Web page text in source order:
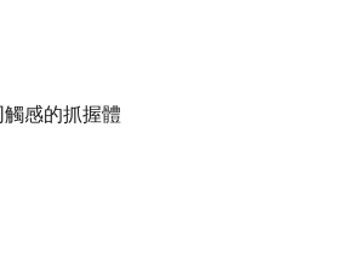
感的抓握體